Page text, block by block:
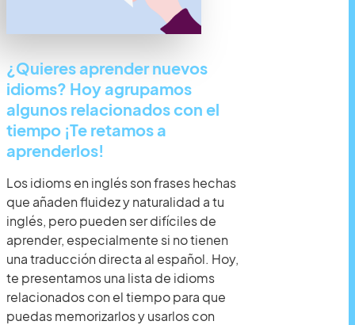
¿Quieres aprender nuevos
idioms? Hoy agrupamos
algunos relacionados con el
tiempo ¡Te retamos a
aprenderlos!
Los idioms en inglés son frases hechas
que añaden fluidez y naturalidad a tu
inglés, pero pueden ser difíciles de
aprender, especialmente si no tienen
una traducción directa al español. Hoy,
te presentamos una lista de idioms
relacionados con el tiempo para que
puedas memorizarlos y usarlos con